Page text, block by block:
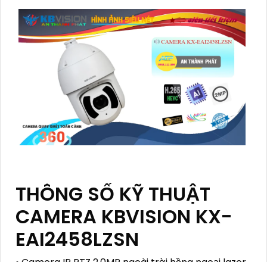
THÔNG SỐ KỸ THUẬT
CAMERA KBVISION KX-
EAI2458LZSN